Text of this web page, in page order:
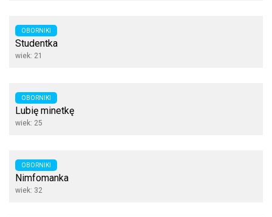
OBORNIKI
Studentka
wiek: 21
OBORNIKI
Lubię minetkę
wiek: 25
OBORNIKI
Nimfomanka
wiek: 32